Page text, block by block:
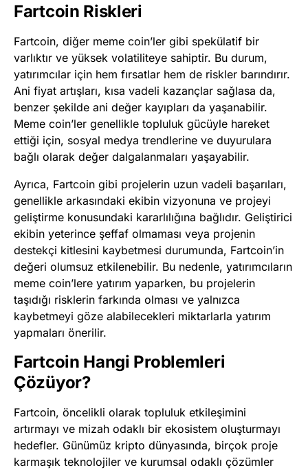
Fartcoin Riskleri
Fartcoin, diğer meme coin’ler gibi spekülatif bir
varlıktır ve yüksek volatiliteye sahiptir. Bu durum,
yatırımcılar için hem fırsatlar hem de riskler barındırır.
Ani fiyat artışları, kısa vadeli kazançlar sağlasa da,
benzer şekilde ani değer kayıpları da yaşanabilir.
Meme coin’ler genellikle topluluk gücüyle hareket
ettiği için, sosyal medya trendlerine ve duyurulara
bağlı olarak değer dalgalanmaları yaşayabilir.
Ayrıca, Fartcoin gibi projelerin uzun vadeli başarıları,
genellikle arkasındaki ekibin vizyonuna ve projeyi
geliştirme konusundaki kararlılığına bağlıdır. Geliştirici
ekibin yeterince şeffaf olmaması veya projenin
destekçi kitlesini kaybetmesi durumunda, Fartcoin’in
değeri olumsuz etkilenebilir. Bu nedenle, yatırımcıların
meme coin’lere yatırım yaparken, bu projelerin
taşıdığı risklerin farkında olması ve yalnızca
kaybetmeyi göze alabilecekleri miktarlarla yatırım
yapmaları önerilir.
Fartcoin Hangi Problemleri
Çözüyor?
Fartcoin, öncelikli olarak topluluk etkileşimini
artırmayı ve mizah odaklı bir ekosistem oluşturmayı
hedefler. Günümüz kripto dünyasında, birçok proje
karmaşık teknolojiler ve kurumsal odaklı çözümler